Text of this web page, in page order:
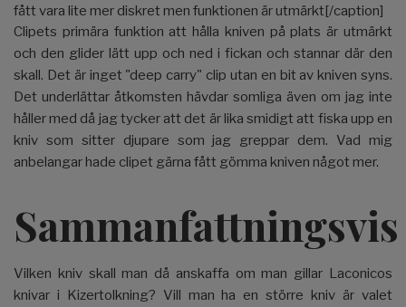
fått vara lite mer diskret men funktionen är utmärkt[/caption]
Clipets primära funktion att hålla kniven på plats är utmärkt
och den glider lätt upp och ned i fickan och stannar där den
skall. Det är inget "deep carry" clip utan en bit av kniven syns.
Det underlättar åtkomsten hävdar somliga även om jag inte
håller med då jag tycker att det är lika smidigt att fiska upp en
kniv som sitter djupare som jag greppar dem. Vad mig
anbelangar hade clipet gärna fått gömma kniven något mer.
Sammanfattningsvis
Vilken kniv skall man då anskaffa om man gillar Laconicos
knivar i Kizertolkning? Vill man ha en större kniv är valet